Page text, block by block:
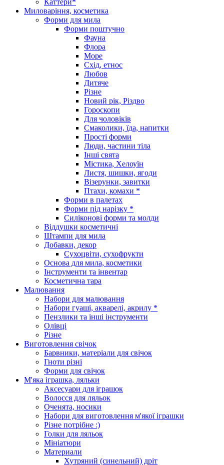
Миловаріння, косметика
Форми для мила
Форми поштучно
Фауна
Флора
Море
Схід, етнос
Любов
Дитяче
Різне
Новий рік, Різдво
Гороскопи
Для чоловіків
Смаколики, їда, напитки
Прості форми
Люди, частини тіла
Інші свята
Містика, Хелоуїн
Листя, шишки, ягоди
Візерунки, завитки
Птахи, комахи *
Форми в палетах
Форми під нарізку *
Силіконові форми та молди
Віддушки косметичні
Штампи для мила
Добавки, декор
Сухоцвіти, сухофрукти
Основа для мила, косметики
Інструменти та інвентар
Косметична тара
Малювання
Набори для малювання
Набори гуаші, акварелі, акрилу *
Пензлики та інші інструменти
Олівці
Різне
Виготовлення свічок
Барвники, матеріали для свічок
Гноти різні
Форми для свічок
М'яка іграшка, ляльки
Аксесуари для іграшок
Волосся для ляльок
Оченята, носики
Набори для виготовлення м'якої іграшки
Різне потрібне :)
Голки для ляльок
Мініатюри
Материали
Хутряний (синельний) дріт